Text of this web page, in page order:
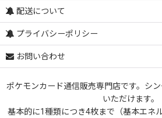
配送について
プライバシーポリシー
お問い合わせ
ポケモンカード通信販売専門店です。シ
いただけます。
基本的に1種類につき4枚まで（基本エネ